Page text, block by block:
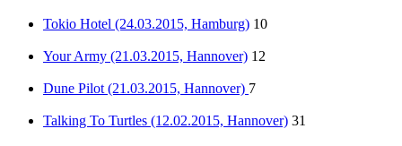
Tokio Hotel (24.03.2015, Hamburg) 10
Your Army (21.03.2015, Hannover) 12
Dune Pilot (21.03.2015, Hannover) 7
Talking To Turtles (12.02.2015, Hannover) 31